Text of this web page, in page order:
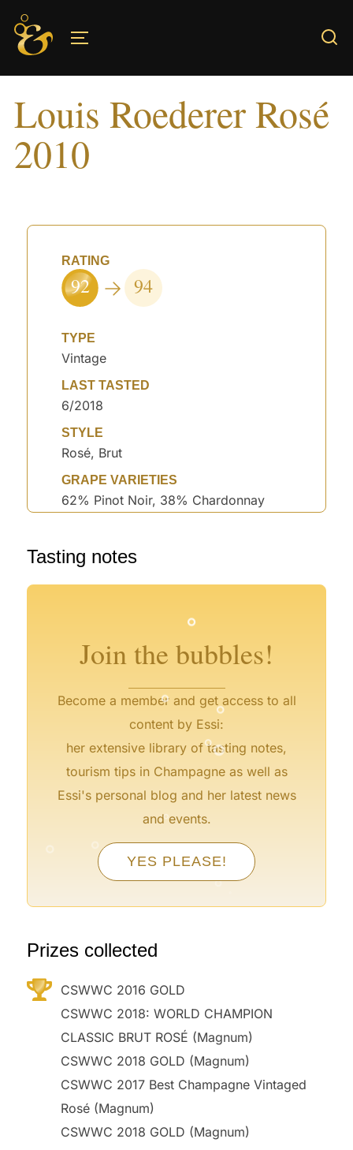
Skip
content
Louis Roederer Rosé
2010
RATING
92 94
TYPE
Vintage
LAST TASTED
6/2018
STYLE
Rosé, Brut
GRAPE VARIETIES
62% Pinot Noir, 38% Chardonnay
Tasting notes
Join the bubbles!
Become a member and get access to all
content by Essi:
her extensive library of tasting notes,
tourism tips in Champagne as well as
Essi's personal blog and her latest news
and events.
YES PLEASE!
°
° °
° °
°°
°
° ° °
°
°
°
°
Prizes collected
CSWWC 2016 GOLD
CSWWC 2018: WORLD CHAMPION
CLASSIC BRUT ROSÉ (Magnum)
CSWWC 2018 GOLD (Magnum)
CSWWC 2017 Best Champagne Vintaged
Rosé (Magnum)
CSWWC 2018 GOLD (Magnum)